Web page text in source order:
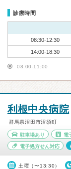
診療時間
08:30-12:30
14:00-18:30
08:00-11:00
利根中央病院
群馬県沼田市沼須町
駐車場あり 電
電子処方せん対応
土曜（〜13:30）